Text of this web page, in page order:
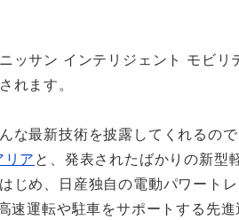
ッサン インテリジェント モビリ
れます。
な最新技術を披露してくれるの
リアと、発表されたばかりの新型
じめ、日産独自の電動パワート
速運転や駐車をサポートする先